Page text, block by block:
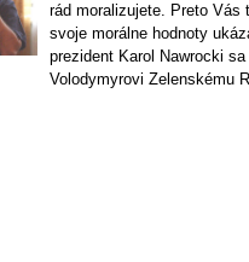
rád moralizujete. Preto Vás
svoje morálne hodnoty
prezident Karol Nawrocki
Volodymyrovi Zelenskému